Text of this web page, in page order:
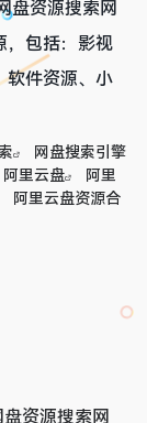
盘资源搜索网
，包括：影视
软件资源、小
网盘搜索引擎
阿里云盘
阿里
阿里云盘资源合
资源搜索网